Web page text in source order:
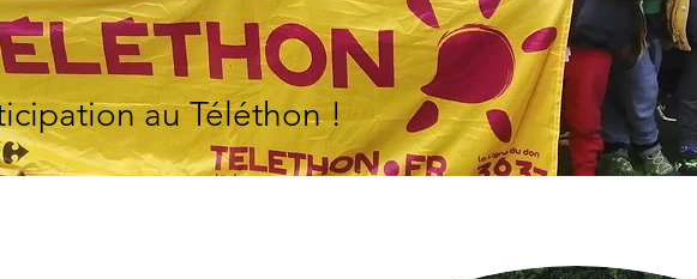
au Téléthon !